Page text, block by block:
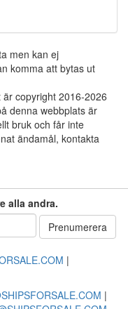
men kan ej
komma att bytas ut
copyright 2016-2026
denna webbplats är
bruk och får inte
ändamål, kontakta
alla andra.
|
|